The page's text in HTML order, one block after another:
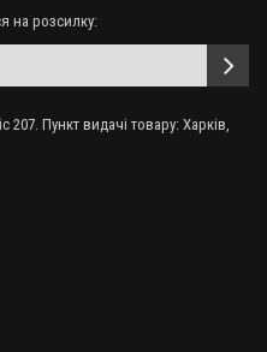
на розсилку:
207. Пункт видачі товару: Харків,